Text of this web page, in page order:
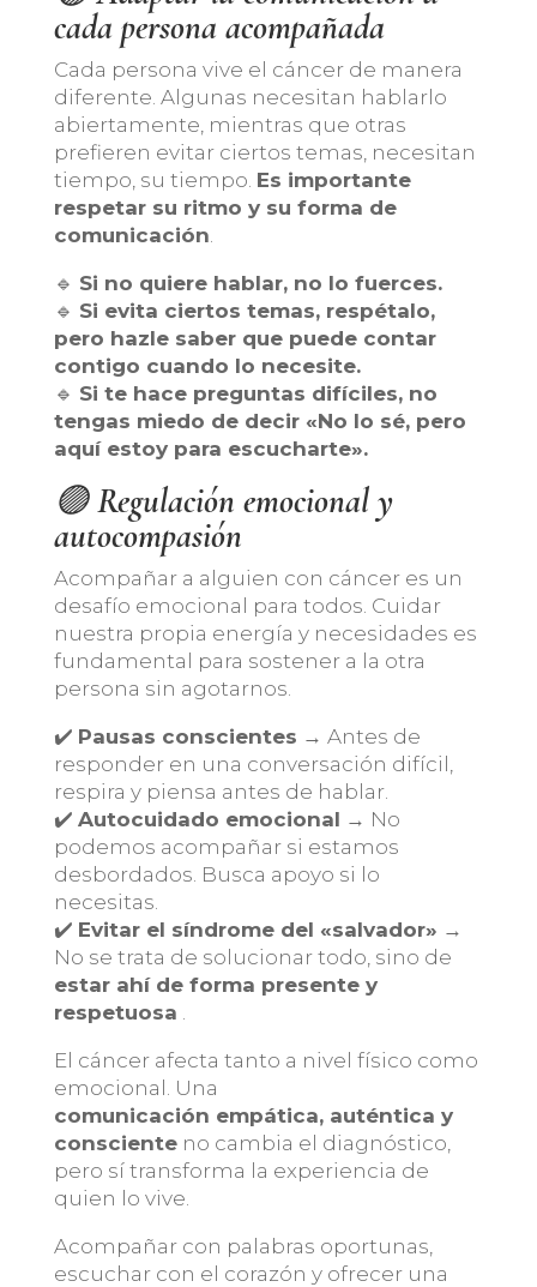
cada persona acompañada
Cada persona vive el cáncer de manera
diferente. Algunas necesitan hablarlo
abiertamente, mientras que otras
prefieren evitar ciertos temas, necesitan
tiempo, su tiempo. Es importante
respetar su ritmo y su forma de
comunicación
🔹 Si no quiere hablar, no lo fuerces.
🔹 Si evita ciertos temas, respétalo,
pero hazle saber que puede contar
contigo cuando lo necesite.
🔹 Si te hace preguntas difíciles, no
tengas miedo de decir «No lo sé, pero
aquí estoy para escucharte».
🟣Regulación emocional y
autocompasión
Acompañar a alguien con cáncer es un
desafío emocional para todos. Cuidar
nuestra propia energía y necesidades es
fundamental para sostener a la otra
persona sin agotarnos.
✔️ Pausas conscientes → Antes de
responder en una conversación difícil,
respira y piensa antes de hablar.
✔️ Autocuidado emocional → No
podemos acompañar si estamos
desbordados. Busca apoyo si lo
necesitas.
✔️ Evitar el síndrome del «salvador» →
No se trata de solucionar todo, sino de
estar ahí de forma presente y
respetuosa
El cáncer afecta tanto a nivel físico como
emocional. Una
comunicación empática, auténtica y
conscienteno cambia el diagnóstico,
pero sí transforma la experiencia de
quien lo vive.
Acompañar con palabras oportunas,
escuchar con el corazón y ofrecer una